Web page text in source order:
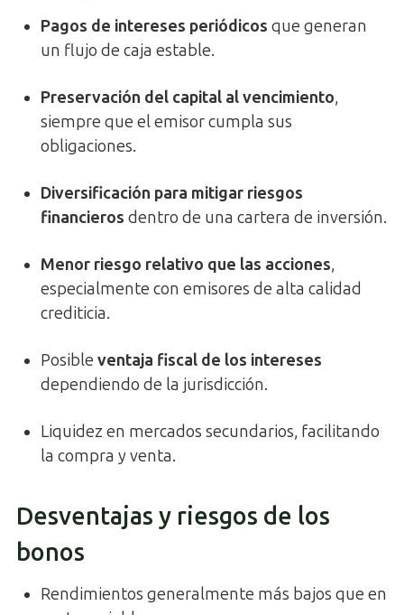
Pagos de intereses periódicos que generan
un flujo de caja estable.
Preservación del capital al vencimiento,
siempre que el emisor cumpla sus
obligaciones.
Diversificación para mitigar riesgos
financieros dentro de una cartera de inversión.
Menor riesgo relativo que las acciones,
especialmente con emisores de alta calidad
crediticia.
Posible ventaja fiscal de los intereses
dependiendo de la jurisdicción.
Liquidez en mercados secundarios, facilitando
la compra y venta.
Desventajas y riesgos de los
bonos
Rendimientos generalmente más bajos que en